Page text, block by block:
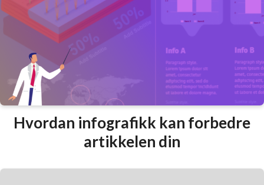
Hvordan infografikk kan forbedre
artikkelen din